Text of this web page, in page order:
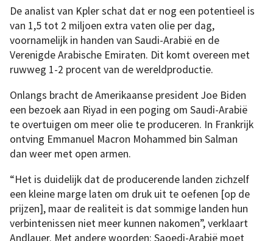
De analist van Kpler schat dat er nog een potentieel is
van 1,5 tot 2 miljoen extra vaten olie per dag,
voornamelijk in handen van Saudi-Arabië en de
Verenigde Arabische Emiraten. Dit komt overeen met
ruwweg 1-2 procent van de wereldproductie.
Onlangs bracht de Amerikaanse president Joe Biden
een bezoek aan Riyad in een poging om Saudi-Arabië
te overtuigen om meer olie te produceren. In Frankrijk
ontving Emmanuel Macron Mohammed bin Salman
dan weer met open armen.
“Het is duidelijk dat de producerende landen zichzelf
een kleine marge laten om druk uit te oefenen [op de
prijzen], maar de realiteit is dat sommige landen hun
verbintenissen niet meer kunnen nakomen”, verklaart
Andlauer. Met andere woorden: Saoedi-Arabië moet